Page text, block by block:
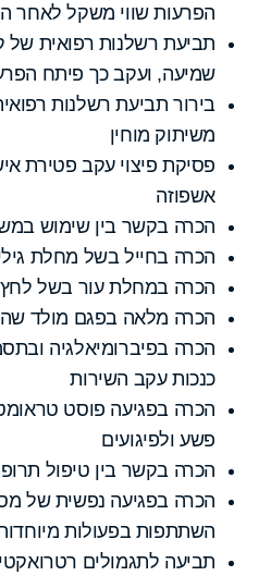
הפרעות שווי משקל לאחר
תביעת רשלנות רפואית של
שמיעה, ועקב כך פיתח
בירור תביעת רשלנות
משיתוק מוחין
פסיקת פיצוי עקב פטירת
אשפוזה
הכרה בקשר בין שימוש
הכרה בחייל בשל מחלת
הכרה במחלת עור בשל לחץ
הכרה מלאה בפגם מולד
הכרה בפיברומיאלגיה
כנכות עקב השירות
הכרה בפגיעה פוסט
פשע ולפיגועים
הכרה בקשר בין טיפול
השתתפות בפעולות